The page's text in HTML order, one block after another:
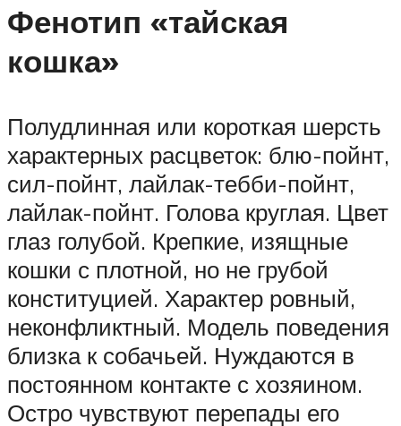
Фенотип «тайская
кошка»
Полудлинная или короткая шерсть
характерных расцветок: блю-пойнт,
сил-пойнт, лайлак-тебби-пойнт,
лайлак-пойнт. Голова круглая. Цвет
глаз голубой. Крепкие, изящные
кошки с плотной, но не грубой
конституцией. Характер ровный,
неконфликтный. Модель поведения
близка к собачьей. Нуждаются в
постоянном контакте с хозяином.
Остро чувствуют перепады его